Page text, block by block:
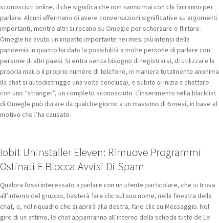
sconosciuti online, il che significa che non sanno mai con chi finiranno per
parlare. Alcuni affermano di avere conversazioni significative su argomenti
importanti, mentre altri si recano su Omegle per scherzare o flirtare.
Omegle ha avuto un impatto importante nei mesi più intensi della
pandemia in quanto ha dato la possibilità a molte persone di parlare con
persone di altri paesi. Si entra senza bisogno di registrarsi, di utilizzare la
propria mail o il proprio numero di telefono, in maniera totalmente anonima
(la chat si autodistrugge una volta conclusa), e subito si inizia a chattare
con uno “stranger”, un completo sconosciuto. L’inserimento nella blacklist
di Omegle può durare da qualche giorno a un massimo di 6 mesi, in base al
motivo che l’ha causato.
Iobit Uninstaller Eleven: Rimuove Programmi
Ostinati E Blocca Avvisi Di Spam
Qualora fossi interessato a parlare con un utente particolare, che si trova
all’interno del gruppo, basterà fare clic sul suo nome, nella finestra della
chat, e, nel riquadro che si aprirà alla destra, fare clic su Messaggio. Nel
giro di un attimo, le chat appariranno all’interno della scheda tutto de Le